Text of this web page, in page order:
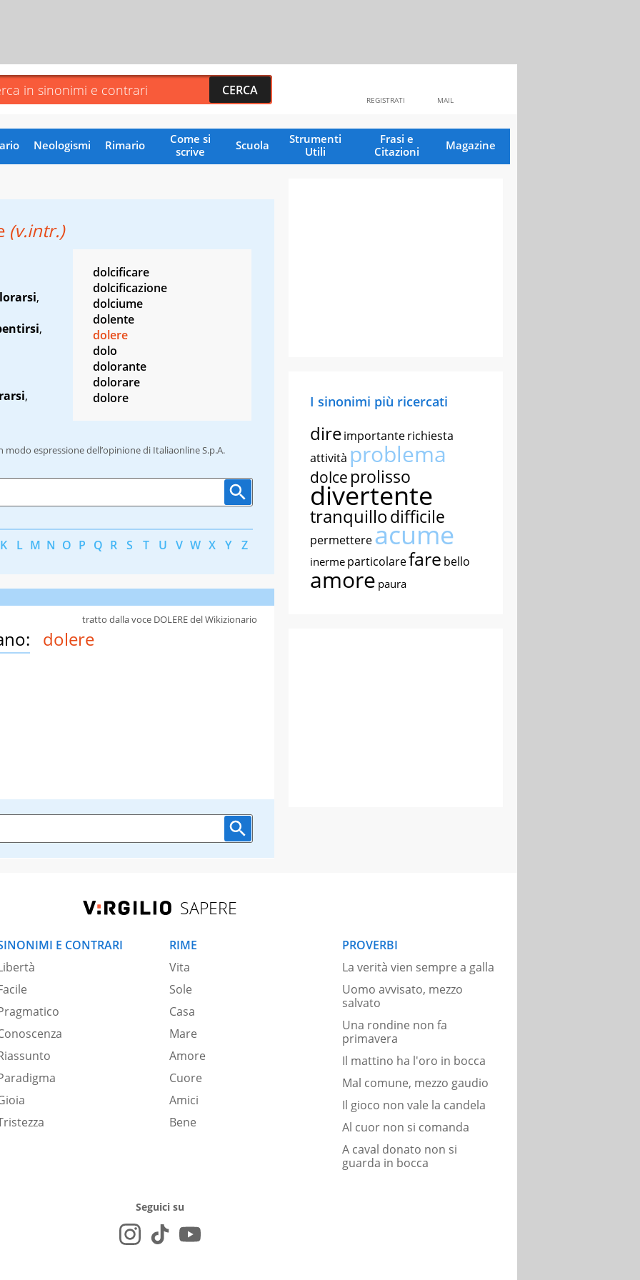
MAIL
REGISTRATI
Neologismi Rimario
Come si
scrive
Scuola
Strumenti
Utili
Frasi e
Citazioni
Magazine
(v.intr.)
,
,
,
dolcificare
dolcificazione
dolciume
dolente
dolere
dolo
dolorante
dolorare
dolore
espressione dell’opinione di Italiaonline S.p.A.
K L M N O P Q R S T U V W X Y Z
dolere
tratto dalla voce DOLERE del Wikizionario
I sinonimi più ricercati
direimportanterichiesta
attività problema
dolce prolisso
divertente
tranquillodifficile
permettereacume
inerme particolarefare bello
amore paura
SAPERE
E CONTRARI
RIME
Vita
Sole
Casa
Mare
Amore
Cuore
Amici
Bene
PROVERBI
La verità vien sempre a galla
Uomo avvisato, mezzo
salvato
Una rondine non fa
primavera
Il mattino ha l'oro in bocca
Mal comune, mezzo gaudio
Il gioco non vale la candela
Al cuor non si comanda
A caval donato non si
guarda in bocca
Seguici su